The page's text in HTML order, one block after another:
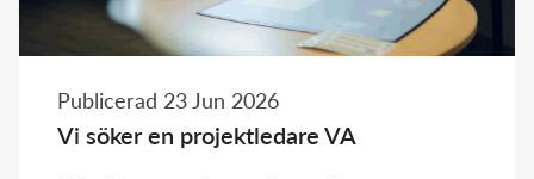
Publicerad 23 Jun 2026
Vi söker en projektledare VA